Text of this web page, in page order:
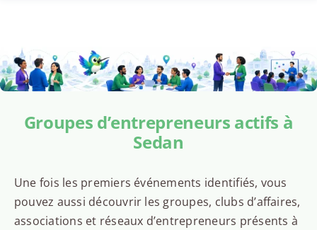
Groupes d’entrepreneurs actifs à
Sedan
Une fois les premiers événements identifiés, vous
pouvez aussi découvrir les groupes, clubs d’affaires,
associations et réseaux d’entrepreneurs présents à